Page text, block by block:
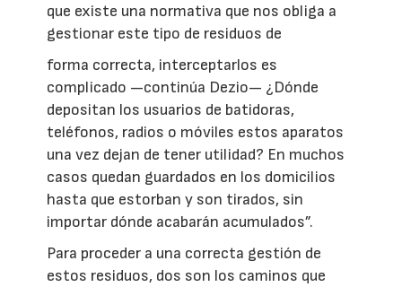
que existe una normativa que nos obliga a
gestionar este tipo de residuos de
forma correcta, interceptarlos es
complicado —continúa Dezio— ¿Dónde
depositan los usuarios de batidoras,
teléfonos, radios o móviles estos aparatos
una vez dejan de tener utilidad? En muchos
casos quedan guardados en los domicilios
hasta que estorban y son tirados, sin
importar dónde acabarán acumulados”.
Para proceder a una correcta gestión de
estos residuos, dos son los caminos que